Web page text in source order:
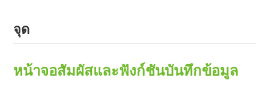
จุด
หน้าจอสัมผัสและฟังก์ชันบันทึกข้อมูล